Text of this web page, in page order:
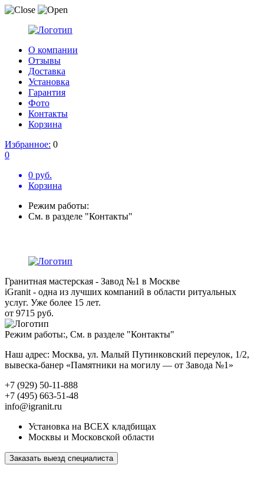
О компании
Отзывы
Доставка
Установка
Гарантия
Фото
Контакты
Корзина
Избранное: 0
0
0 руб.
Корзина
Режим работы:
См. в разделе "Контакты"
Гранитная мастерская - Завод №1 в Москве
iGranit - одна из лучших компаний в области ритуальных
услуг. Уже более 15 лет.
от 9715 руб.
Режим работы:, См. в разделе "Контакты"
Наш адрес: Москва, ул. Малый Путинковский переулок, 1/2,
вывеска-банер «Памятники на могилу — от Завода №1»
+7 (929) 50-11-888
+7 (495) 663-51-48
info@igranit.ru
Установка на ВСЕХ кладбищах
Москвы и Московской области
Заказать выезд специалиста